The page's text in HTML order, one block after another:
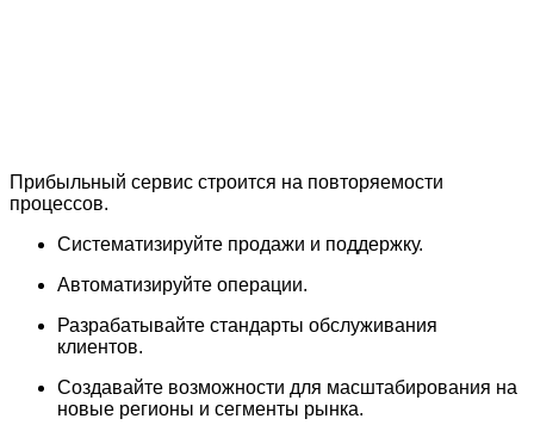
Прибыльный сервис строится на повторяемости
процессов.
Систематизируйте продажи и поддержку.
Автоматизируйте операции.
Разрабатывайте стандарты обслуживания
клиентов.
Создавайте возможности для масштабирования на
новые регионы и сегменты рынка.